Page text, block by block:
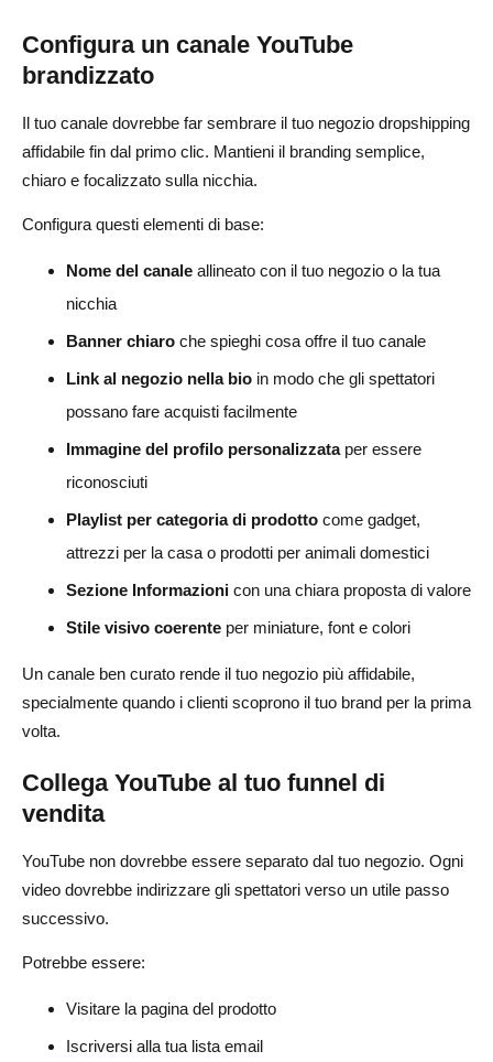
Configura un canale YouTube
brandizzato
Il tuo canale dovrebbe far sembrare il tuo negozio dropshipping
affidabile fin dal primo clic. Mantieni il branding semplice,
chiaro e focalizzato sulla nicchia.
Configura questi elementi di base:
Nome del canale allineato con il tuo negozio o la tua
nicchia
Banner chiaro che spieghi cosa offre il tuo canale
Link al negozio nella bio in modo che gli spettatori
possano fare acquisti facilmente
Immagine del profilo personalizzataper essere
riconosciuti
Playlist per categoria di prodotto come gadget,
attrezzi per la casa o prodotti per animali domestici
Sezione Informazioni con una chiara proposta di valore
Stile visivo coerente per miniature, font e colori
Un canale ben curato rende il tuo negozio più affidabile,
specialmente quando i clienti scoprono il tuo brand per la prima
volta.
Collega YouTube al tuo funnel di
vendita
YouTube non dovrebbe essere separato dal tuo negozio. Ogni
video dovrebbe indirizzare gli spettatori verso un utile passo
successivo.
Potrebbe essere:
Visitare la pagina del prodotto
Iscriversi alla tua lista email